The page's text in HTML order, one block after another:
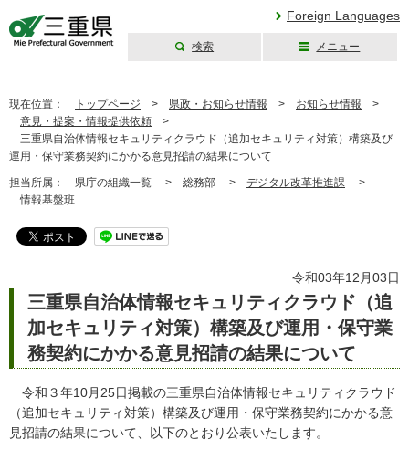
Foreign Languages
検索 メニュー
現在位置： トップページ > 県政・お知らせ情報 > お知らせ情報 >
意見・提案・情報提供依頼 >
三重県自治体情報セキュリティクラウド（追加セキュリティ対策）構築及び
運用・保守業務契約にかかる意見招請の結果について
担当所属： 県庁の組織一覧 > 総務部 > デジタル改革推進課 >
情報基盤班
令和03年12月03日
三重県自治体情報セキュリティクラウド（追
加セキュリティ対策）構築及び運用・保守業
務契約にかかる意見招請の結果について
令和３年10月25日掲載の三重県自治体情報セキュリティクラウド
（追加セキュリティ対策）構築及び運用・保守業務契約にかかる意
見招請の結果について、以下のとおり公表いたします。